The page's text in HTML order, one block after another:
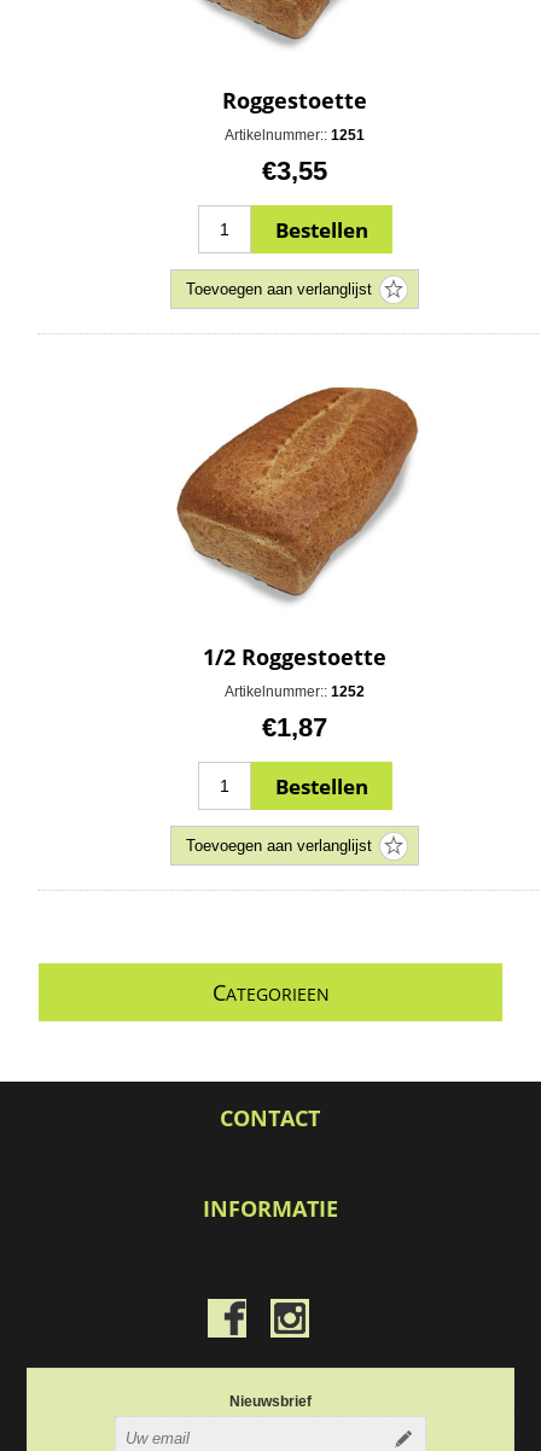
Roggestoette
Artikelnummer:: 1251
€3,55
1/2 Roggestoette
Artikelnummer:: 1252
€1,87
CATEGORIEEN
CONTACT
INFORMATIE
Nieuwsbrief